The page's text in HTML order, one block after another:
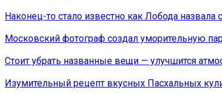
Наконец-то стало известно как Лобода назвала
Московский фотограф создал уморительную
Стоит убрать названные вещи — улучшится
Изумительный рецепт вкусных Пасхальных